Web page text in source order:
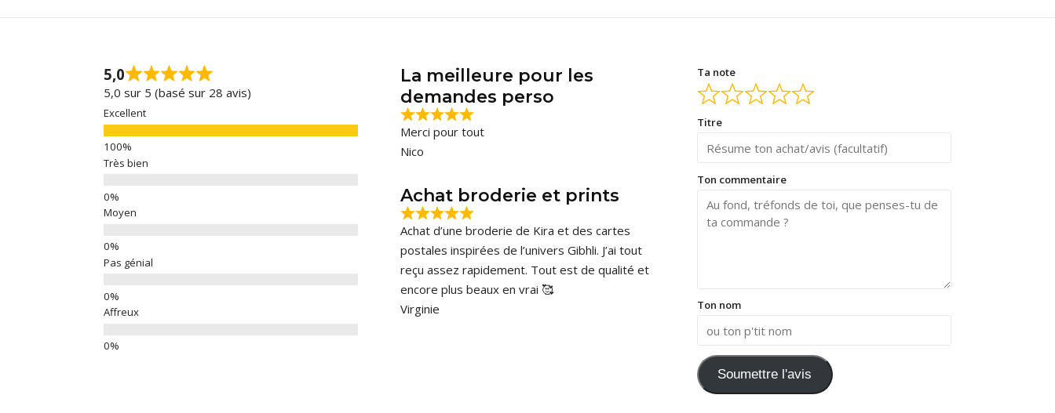
5,0
5,0 sur 5 (basé sur 28 avis)
Excellent
Très bien
Moyen
Pas génial
Affreux
La meilleure pour les
demandes perso
Merci pour tout
Nico
Achat broderie et prints
Achat d’une broderie de Kira et des cartes
postales inspirées de l’univers Gibhli. J’ai tout
reçu assez rapidement. Tout est de qualité et
encore plus beaux en vrai 🥰
Virginie
Ta note
Titre
Ton commentaire
Ton nom
Soumettre l'avis